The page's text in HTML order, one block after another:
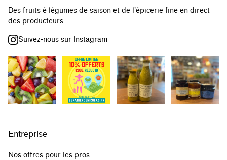
Des fruits é légumes de saison et de l'épicerie fine en direct
des producteurs.
Suivez-nous sur Instagram
Entreprise
Nos offres pour les pros